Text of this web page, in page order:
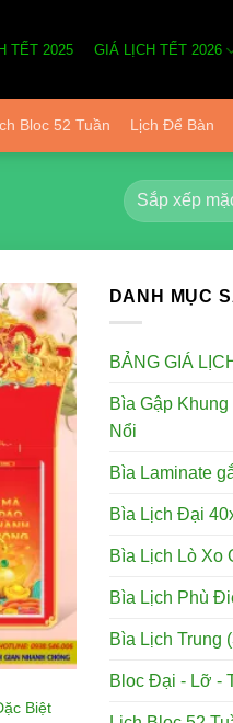
TẾT 2025 GIÁ LỊCH TẾT 2026
Bloc 52 Tuần Lịch Để Bàn
Add to
wishlist
Biệt
DANH MỤC
BẢNG GIÁ
Bìa Gập
Nổi
Bìa Laminate
Bìa Lịch Đại
Bìa Lịch Lò Xo
Bìa Lịch Phù
Bìa Lịch Trung
Bloc Đại - Lỡ -